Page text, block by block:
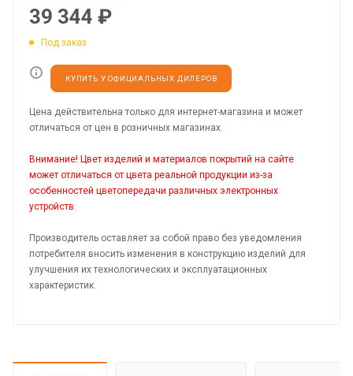
39 344 ₽
Под заказ
КУПИТЬ У ОФИЦИАЛЬНЫХ ДИЛЕРОВ
Цена действительна только для интернет-магазина и может
отличаться от цен в розничных магазинах.
Внимание! Цвет изделий и материалов покрытий на сайте
может отличаться от цвета реальной продукции из-за
особенностей цветопередачи различных электронных
устройств.
Производитель оставляет за собой право без уведомления
потребителя вносить изменения в конструкцию изделий для
улучшения их технологических и эксплуатационных
характеристик.